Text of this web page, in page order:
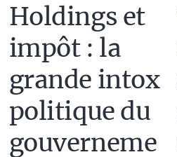
Holdings et
impôt : la
grande intox
politique du
gouverneme